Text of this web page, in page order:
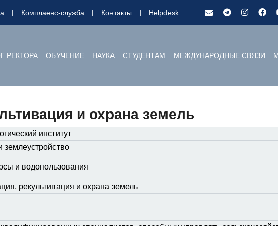
Комплаенс-служба Контакты Helpdesk
РЕКТОРА ОБУЧЕНИЕ НАУКА СТУДЕНТАМ МЕЖДУНАРОДНЫЕ СВЯЗИ
и охрана земель
институт
землеустройство
и водопользования
рекультивация и охрана земель